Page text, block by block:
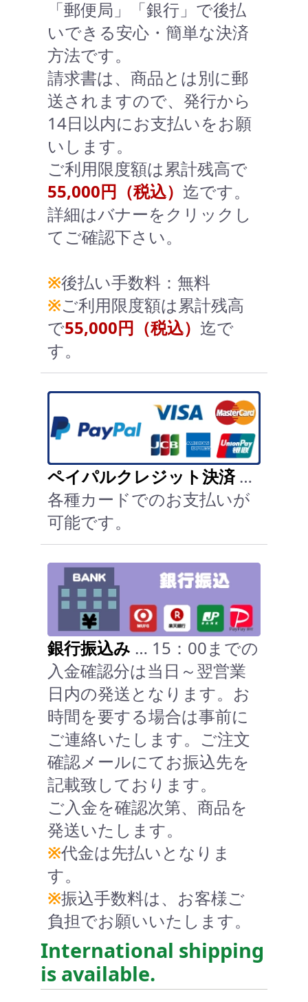
「郵便局」「銀行」で後払
いできる安心・簡単な決済
方法です。
請求書は、商品とは別に郵
送されますので、発行から
14日以内にお支払いをお願
いします。
ご利用限度額は累計残高で
55,000円（税込） 迄です。
詳細はバナーをクリックし
てご確認下さい。
※後払い手数料：無料
※ご利用限度額は累計残高
で55,000円（税込） 迄で
す。
ペイパルクレジット決済…
各種カードでのお支払いが
可能です。
銀行振込み … 15：00までの
入金確認分は当日～翌営業
日内の発送となります。お
時間を要する場合は事前に
ご連絡いたします。ご注文
確認メールにてお振込先を
記載致しております。
ご入金を確認次第、商品を
発送いたします。
※代金は先払いとなりま
す。
※振込手数料は、お客様ご
負担でお願いいたします。
International shipping
is available.